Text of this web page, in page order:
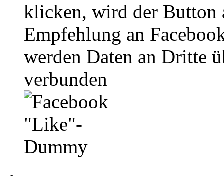
klicken, wird der Button
Empfehlung an
werden Daten an Dritte
verbunden